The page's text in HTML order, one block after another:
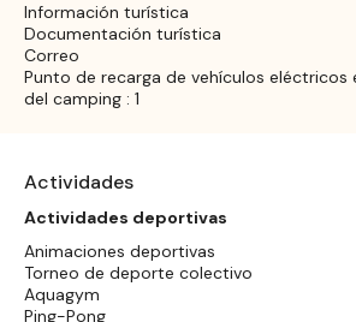
Información turística
Documentación turística
Correo
Punto de recarga de vehículos eléctricos
del camping : 1
Actividades
Actividades deportivas
Animaciones deportivas
Torneo de deporte colectivo
Aquagym
Ping-Pong